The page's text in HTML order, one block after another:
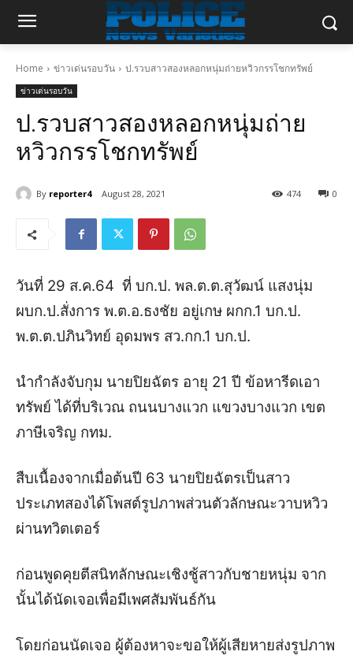
Home ข่าวเด่นรอบวัน ป.รวบสาวสองหลอกหนุ่มถ่ายหวิวกรรโชกทรัพย์
ข่าวเด่นรอบวัน
ป.รวบสาวสองหลอกหนุ่มถ่าย
หวิวกรรโชกทรัพย์
By reporter4 August 28, 2021 0
474
วันที่ 29 ส.ค.64 ที่ บก.ป. พล.ต.ต.สุวัฒน์ แสงนุ่ม
ผบก.ป.สั่งการ พ.ต.อ.ธงชัย อยู่เกษ ผกก.1 บก.ป.
พ.ต.ต.ปภินวิทย์ อุดมพร สว.กก.1 บก.ป.
นำกำลังจับกุม นายปิยฉัตร อายุ 21 ปี ข้อหารีดเอา
ทรัพย์ ได้ที่บริเวณ ถนนบางแวก แขวงบางแวก เขต
ภาษีเจริญ กทม.
สืบเนื้องจากเมื่อต้นปี 63 นายปิยฉัตรเป็นสาว
ประเภทสองได้โพสต์รูปภาพส่วนตัวลักษณะวาบหวิว
ผ่านทวิตเตอร์
ก่อนพูดคุยตีสนิทลักษณะเชิงชู้สาวกับชายหนุ่ม จาก
นั้นได้นัดเจอเพื่อมีเพศสัมพันธ์กัน
โดยก่อนนัดเจอ ผู้ต้องหาจะขอให้ผู้เสียหายส่งรูปภาพ